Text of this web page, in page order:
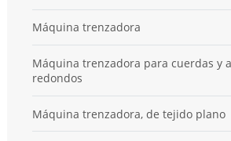
Máquina trenzadora
Máquina trenzadora para cuerdas y
redondos
Máquina trenzadora, de tejido plano